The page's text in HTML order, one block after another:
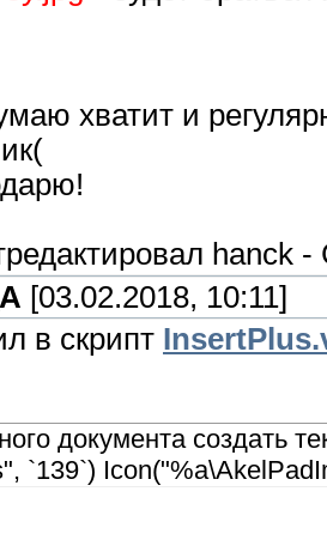
хватит и
hanck -
[03.02.2018, 10:11]
в скрипт
документа создать
`139`)